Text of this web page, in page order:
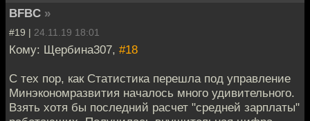
BFBC »
#19 | 24.11.19 18:01
Кому: Щербина307, #18
С тех пор, как Статистика перешла под управление
Минэкономразвития началось много удивительного.
Взять хотя бы последний расчет "средней зарплаты"